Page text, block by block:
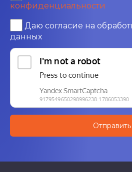
конфиденциальности
Даю согласие на
данных